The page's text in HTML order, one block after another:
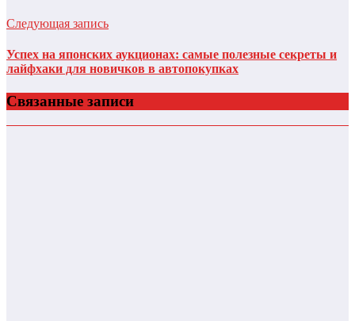
Следующая запись
Успех на японских аукционах: самые полезные секреты и
лайфхаки для новичков в автопокупках
Связанные записи